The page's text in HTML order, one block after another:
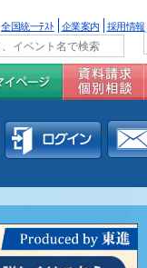
全国統一ﾃｽﾄ 企業案内 採用情報